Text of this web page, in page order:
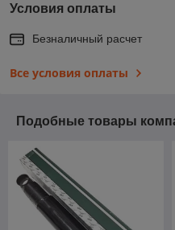
Условия оплаты
Безналичный расчет
Все условия оплаты
Подобные товары